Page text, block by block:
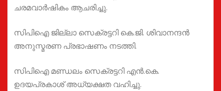
ചരമവാർഷികം ആചരിച്ചു.
സിപിഐ ജില്ലാ സെക്രട്ടറി കെ.ജി. ശിവാനന്ദൻ
അനുസ്മരണ പ്രഭാഷണം നടത്തി.
സിപിഐ മണ്ഡലം സെക്രട്ടറി എൻ.കെ.
ഉദയപ്രകാശ് അധ്യക്ഷത വഹിച്ചു.